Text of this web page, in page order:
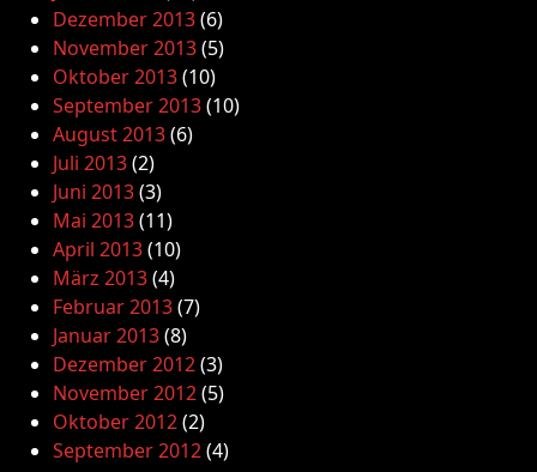
Dezember 2013(6)
November 2013(5)
Oktober 2013(10)
September 2013(10)
August 2013(6)
Juli 2013(2)
Juni 2013(3)
Mai 2013(11)
April 2013(10)
März 2013(4)
Februar 2013(7)
Januar 2013(8)
Dezember 2012(3)
November 2012(5)
Oktober 2012(2)
September 2012(4)